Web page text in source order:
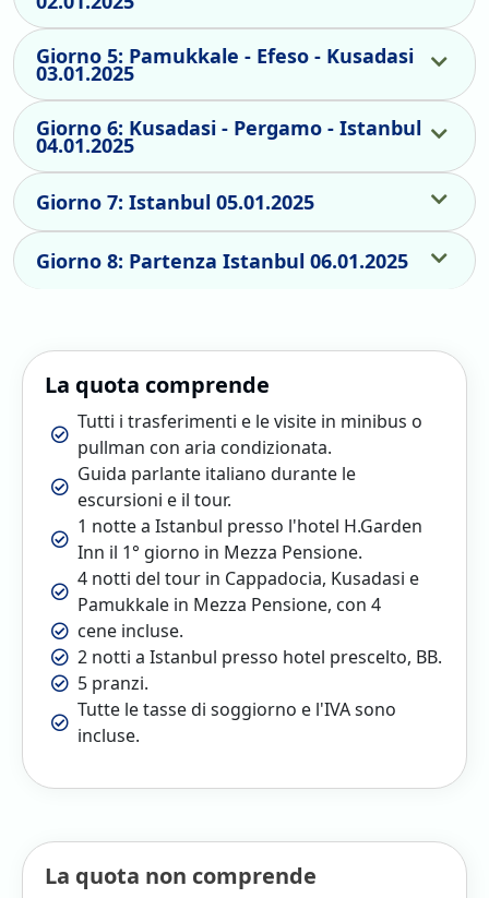
“La visita termina”, cioè i clienti dovranno rientrare
autonomamente, poiché a causa del traffico non è possibile
accompagnare tutti al rispettivo.
hotel. Oppure, possono partecipare alle escursioni
Le tappe sono descritte a titolo informativo e potrebbero
essere modificate o annullate a causa delle condizioni
meteorologiche.
Giorno 5: Pamukkale - Efeso - Kusadasi
03.01.2025
Giorno 6: Kusadasi - Pergamo - Istanbul
04.01.2025
Giorno 7: Istanbul 05.01.2025
Giorno 8: Partenza Istanbul 06.01.2025
La quota comprende
Tutti i trasferimenti e le visite in minibus o
pullman con aria condizionata.
Guida parlante italiano durante le
escursioni e il tour.
1 notte a Istanbul presso l'hotel H.Garden
Inn il 1° giorno in Mezza Pensione.
4 notti del tour in Cappadocia, Kusadasi e
Pamukkale in Mezza Pensione, con 4
cene incluse.
2 notti a Istanbul presso hotel prescelto, BB.
5 pranzi.
Tutte le tasse di soggiorno e l'IVA sono
incluse.
La quota non comprende